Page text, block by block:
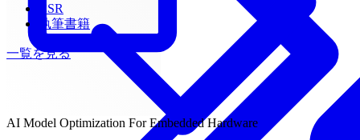
CSR
執筆書籍
一覧を見る
AI Model Optimization For Embedded Hardware